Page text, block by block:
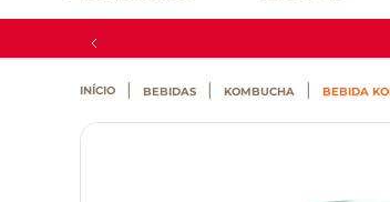
BEBIDAS KOMBUCHA BEBIDA